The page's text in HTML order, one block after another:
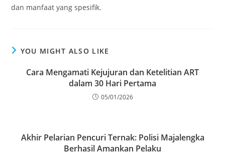
dan manfaat yang spesifik.
YOU MIGHT ALSO LIKE
Cara Mengamati Kejujuran dan Ketelitian ART
dalam 30 Hari Pertama
05/01/2026
Akhir Pelarian Pencuri Ternak: Polisi Majalengka
Berhasil Amankan Pelaku